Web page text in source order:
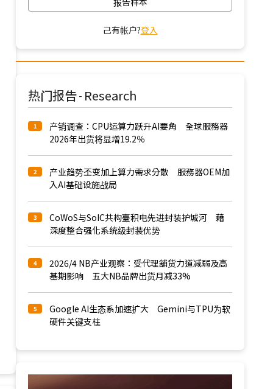
己有帐户?登入
热门报告 - Research
1
产销调查：CPU运算力跃升AI要角 全球服務器
2026年出货将显增19.2％
2
产业趋势丕变加上算力需求分散 服務器OEM加
入AI基础设施战局
3
CoWoS与SoIC共构臺积电先进封装护城河 藉
深度整合强化系统级封装优势
4
2026/4 NB产业观察：受代理舖货力道减弱及高
基期影响 五大NB品牌出货月减33%
5
Google AI生态系加速扩大 Gemini与TPU为软
硬件关键支柱